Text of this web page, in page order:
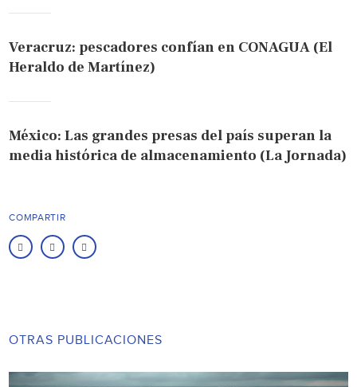
Veracruz: pescadores confían en CONAGUA (El
Heraldo de Martínez)
México: Las grandes presas del país superan la
media histórica de almacenamiento (La Jornada)
COMPARTIR
OTRAS PUBLICACIONES